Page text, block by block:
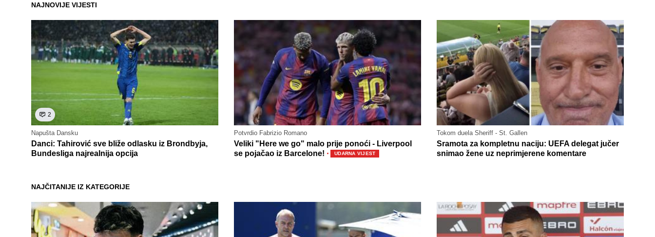
NAJNOVIJE VIJESTI
2
Napušta Dansku
Danci: Tahirović sve bliže odlasku iz Brondbyja,
Bundesliga najrealnija opcija
Potvrdio Fabrizio Romano
Veliki "Here we go" malo prije ponoći - Liverpool
se pojačao iz Barcelone! · UDARNA VIJEST
Tokom duela Sheriff - St. Gallen
Sramota za kompletnu naciju: UEFA delegat jučer
snimao žene uz neprimjerene komentare
NAJČITANIJE IZ KATEGORIJE